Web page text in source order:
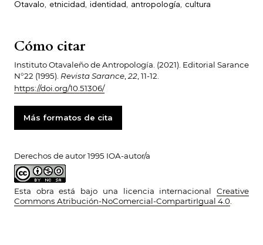
Otavalo etnicidad identidad antropología cultura
Derechos de autor 1995 IOA-autor/a
Esta obra está bajo una licencia internacional Creative
Commons Atribución-NoComercial-CompartirIgual 4.0
Cómo citar
Instituto Otavaleño de Antropología. (2021). Editorial Sarance
N°22 (1995). Revista Sarance 22 , 11-12.
https://doi.org/10.51306/
Más formatos de cita